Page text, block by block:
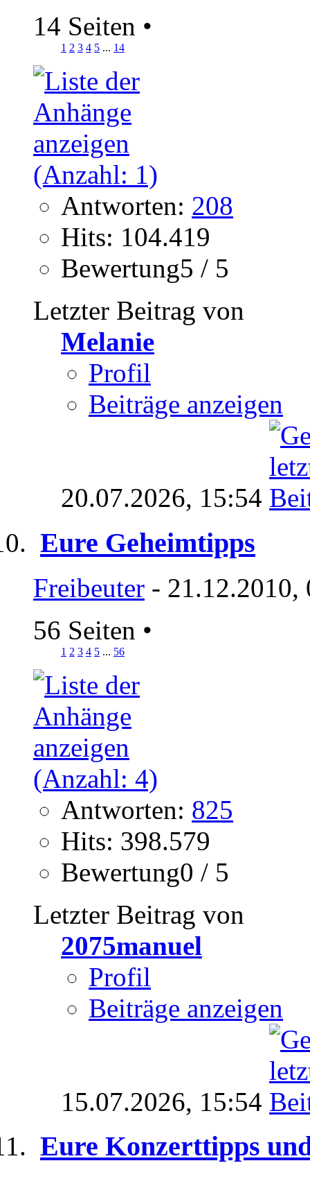
14 Seiten •
1 2 3 4 5 ... 14
Antworten: 208
Hits: 104.419
Bewertung5 / 5
Letzter Beitrag von
Melanie
Profil
Beiträge anzeigen
20.07.2026, 15:54
Eure Geheimtipps
Freibeuter - 21.12.2010,
56 Seiten •
1 2 3 4 5 ... 56
Antworten: 825
Hits: 398.579
Bewertung0 / 5
Letzter Beitrag von
2075manuel
Profil
Beiträge anzeigen
15.07.2026, 15:54
Eure Konzerttipps